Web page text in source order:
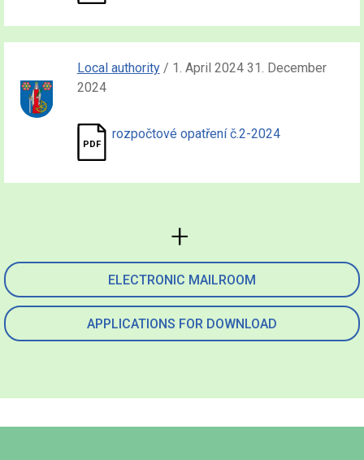
ELECTRONIC MAILROOM
APPLICATIONS FOR DOWNLOAD
Local authority/ 1. April 2024 31. December
2024
rozpočtové opatření č.2-2024